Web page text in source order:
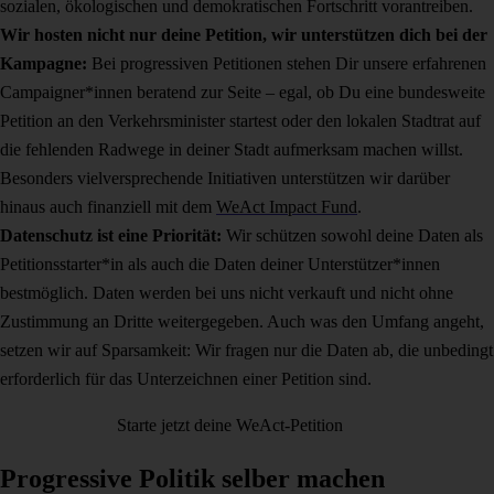
sozialen, ökologischen und demokratischen Fortschritt vorantreiben.
Wir hosten nicht nur deine Petition, wir unterstützen dich bei der
Kampagne: Bei progressiven Petitionen stehen Dir unsere erfahrenen
Campaigner*innen beratend zur Seite – egal, ob Du eine bundesweite
Petition an den Verkehrsminister startest oder den lokalen Stadtrat auf
die fehlenden Radwege in deiner Stadt aufmerksam machen willst.
Besonders vielversprechende Initiativen unterstützen wir darüber
hinaus auch finanziell mit dem WeAct Impact Fund.
Datenschutz ist eine Priorität: Wir schützen sowohl deine Daten als
Petitionsstarter*in als auch die Daten deiner Unterstützer*innen
bestmöglich. Daten werden bei uns nicht verkauft und nicht ohne
Zustimmung an Dritte weitergegeben. Auch was den Umfang angeht,
setzen wir auf Sparsamkeit: Wir fragen nur die Daten ab, die unbedingt
erforderlich für das Unterzeichnen einer Petition sind.
Starte jetzt deine WeAct-Petition
Progressive Politik selber machen